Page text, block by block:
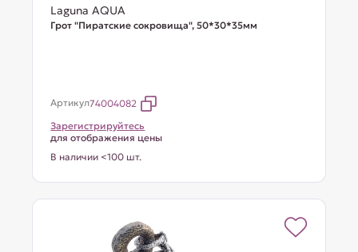
Laguna AQUA
Грот "Пиратские сокровища", 50*30*35мм
Артикул74004082
Зарегистрируйтесь
для отображения цены
В наличии <100 шт.